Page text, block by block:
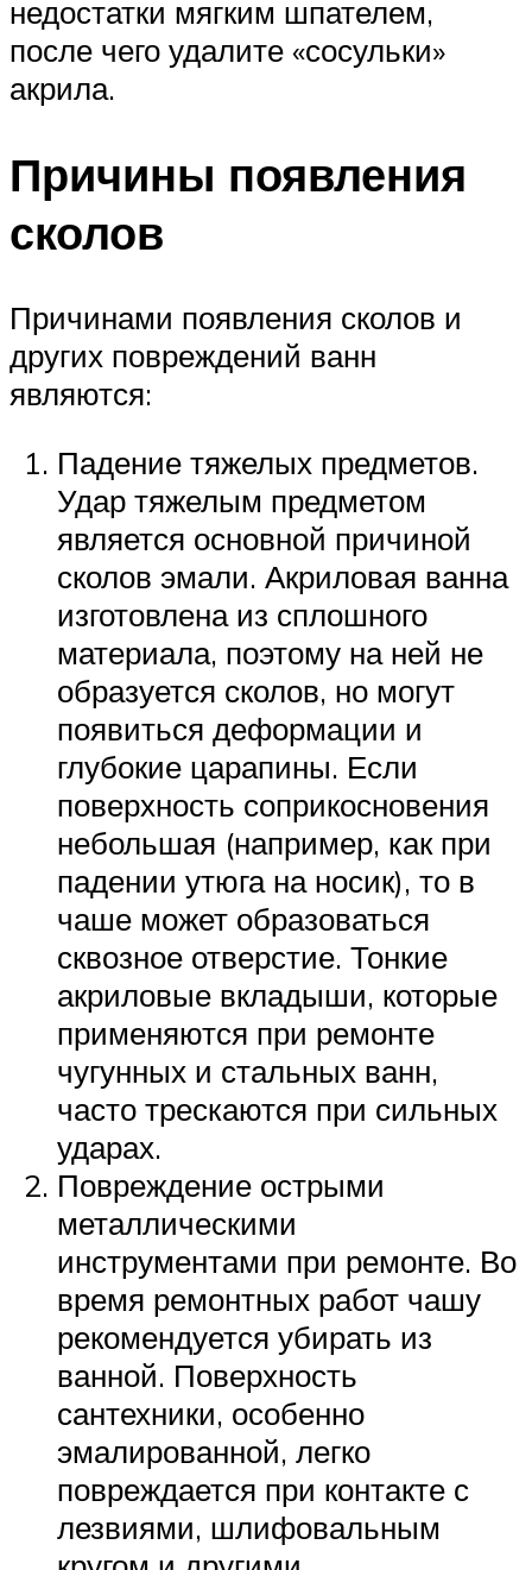
недостатки мягким шпателем,
после чего удалите «сосульки»
акрила.
Причины появления
сколов
Причинами появления сколов и
других повреждений ванн
являются:
Падение тяжелых предметов.
Удар тяжелым предметом
является основной причиной
сколов эмали. Акриловая ванна
изготовлена из сплошного
материала, поэтому на ней не
образуется сколов, но могут
появиться деформации и
глубокие царапины. Если
поверхность соприкосновения
небольшая (например, как при
падении утюга на носик), то в
чаше может образоваться
сквозное отверстие. Тонкие
акриловые вкладыши, которые
применяются при ремонте
чугунных и стальных ванн,
часто трескаются при сильных
ударах.
Повреждение острыми
металлическими
инструментами при ремонте. Во
время ремонтных работ чашу
рекомендуется убирать из
ванной. Поверхность
сантехники, особенно
эмалированной, легко
повреждается при контакте с
лезвиями, шлифовальным